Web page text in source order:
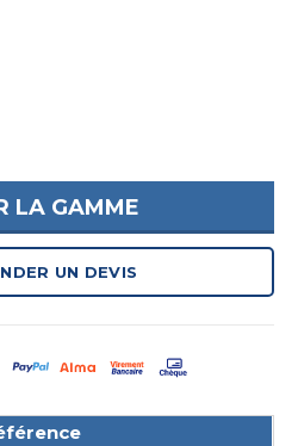
LA GAMME
UN DEVIS